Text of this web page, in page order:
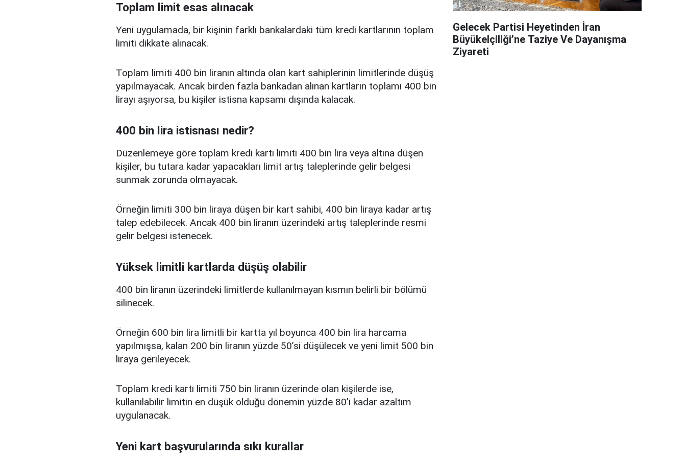
Toplam limit esas alınacak
Yeni uygulamada, bir kişinin farklı bankalardaki tüm kredi kartlarının toplam
limiti dikkate alınacak.
Toplam limiti 400 bin liranın altında olan kart sahiplerinin limitlerinde düşüş
yapılmayacak. Ancak birden fazla bankadan alınan kartların toplamı 400 bin
lirayı aşıyorsa, bu kişiler istisna kapsamı dışında kalacak.
400 bin lira istisnası nedir?
Düzenlemeye göre toplam kredi kartı limiti 400 bin lira veya altına düşen
kişiler, bu tutara kadar yapacakları limit artış taleplerinde gelir belgesi
sunmak zorunda olmayacak.
Örneğin limiti 300 bin liraya düşen bir kart sahibi, 400 bin liraya kadar artış
talep edebilecek. Ancak 400 bin liranın üzerindeki artış taleplerinde resmi
gelir belgesi istenecek.
Yüksek limitli kartlarda düşüş olabilir
400 bin liranın üzerindeki limitlerde kullanılmayan kısmın belirli bir bölümü
silinecek.
Örneğin 600 bin lira limitli bir kartta yıl boyunca 400 bin lira harcama
yapılmışsa, kalan 200 bin liranın yüzde 50’si düşülecek ve yeni limit 500 bin
liraya gerileyecek.
Toplam kredi kartı limiti 750 bin liranın üzerinde olan kişilerde ise,
kullanılabilir limitin en düşük olduğu dönemin yüzde 80’i kadar azaltım
uygulanacak.
Yeni kart başvurularında sıkı kurallar
Gelecek Partisi Heyetinden İran
Büyükelçiliği’ne Taziye Ve Dayanışma
Ziyareti